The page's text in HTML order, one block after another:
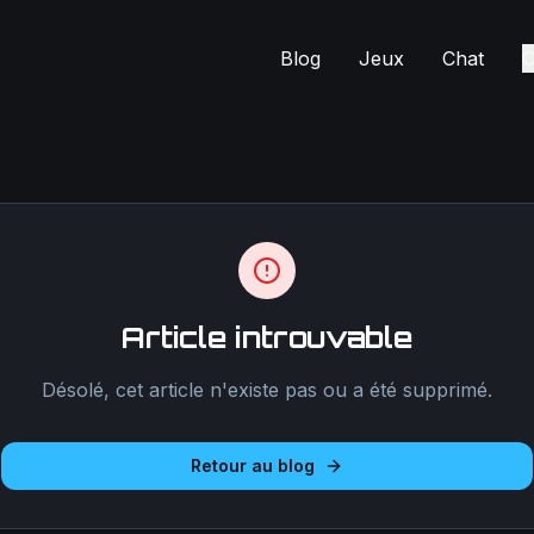
Blog Jeux Chat
Article introuvable
Désolé, cet article n'existe pas ou a été supprimé.
Retour au blog